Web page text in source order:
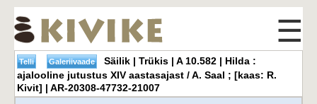
☰
Säilik | Trükis | A 10.582 | Hilda :
ajalooline jutustus XIV aastasajast / A. Saal ; [kaas: R.
Kivit] | AR-20308-47732-21007